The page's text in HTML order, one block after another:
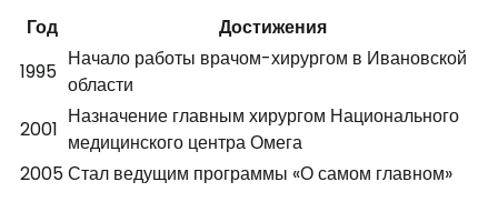
Год
Достижения
1995
Начало работы врачом-хирургом в Ивановской
области
2001
Назначение главным хирургом Национального
медицинского центра Омега
2005Стал ведущим программы «О самом главном»